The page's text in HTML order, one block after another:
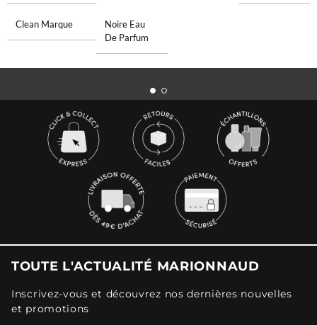
Clean Marque
Noire Eau
De Parfum
TOUTE L'ACTUALITÉ MARIONNAUD
Inscrivez-vous et découvrez nos dernières nouvelles
et promotions